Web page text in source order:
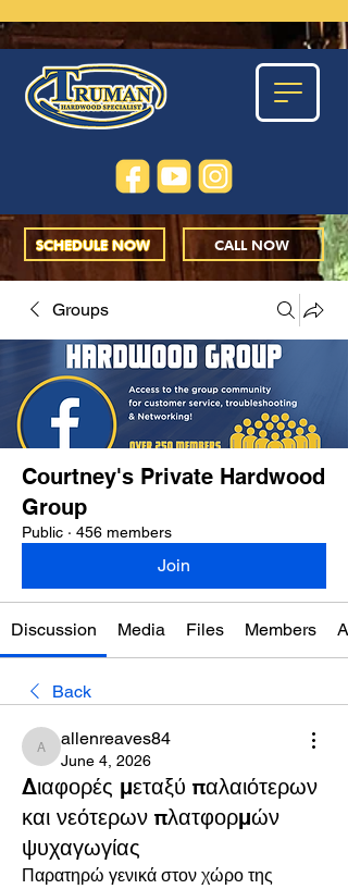
CALL NOW
SCHEDULE NOW
Groups
Courtney's Private Hardwood
Group
Public · 456 members
Join
Discussion Media Files Members
Back
allenreaves84
allenreaves84
June 4, 2026
Διαφορές μεταξύ παλαιότερων
και νεότερων πλατφορμών
ψυχαγωγίας
Παρατηρώ γενικά στον χώρο της